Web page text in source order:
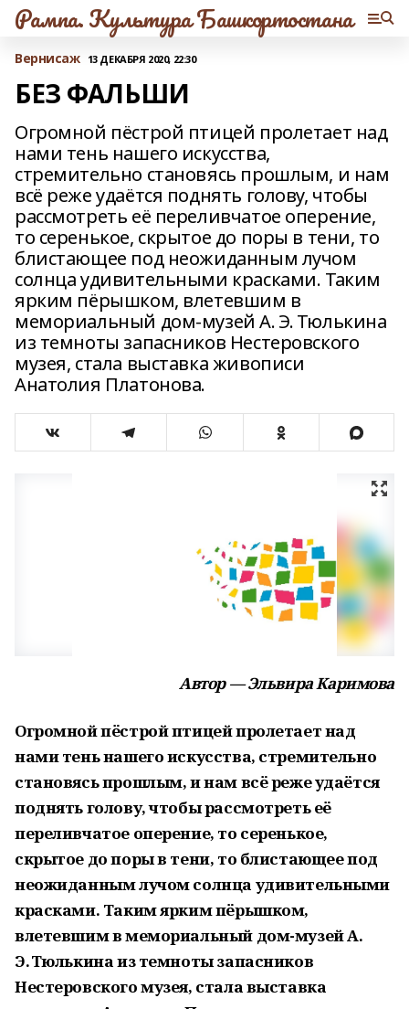
Рампа. Культура Башкортостана
Вернисаж 13 ДЕКАБРЯ 2020, 22:30
БЕЗ ФАЛЬШИ
Огромной пёстрой птицей пролетает над
нами тень нашего искусства,
стремительно становясь прошлым, и нам
всё реже удаётся поднять голову, чтобы
рассмотреть её переливчатое оперение,
то серенькое, скрытое до поры в тени, то
блистающее под неожиданным лучом
солнца удивительными красками. Таким
ярким пёрышком, влетевшим в
мемориальный дом-музей А. Э. Тюлькина
из темноты запасников Нестеровского
музея, стала выставка живописи
Анатолия Платонова.
Автор — Эльвира Каримова
Огромной пёстрой птицей пролетает над
нами тень нашего искусства, стремительно
становясь прошлым, и нам всё реже удаётся
поднять голову, чтобы рассмотреть её
переливчатое оперение, то серенькое,
скрытое до поры в тени, то блистающее под
неожиданным лучом солнца удивительными
красками. Таким ярким пёрышком,
влетевшим в мемориальный дом-музей А.
Э. Тюлькина из темноты запасников
Нестеровского музея, стала выставка